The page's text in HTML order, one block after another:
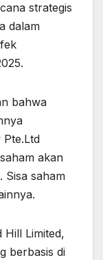
strategis
dalam
bahwa
Pte.Ltd
akan
Sisa saham
Hill Limited,
berbasis di